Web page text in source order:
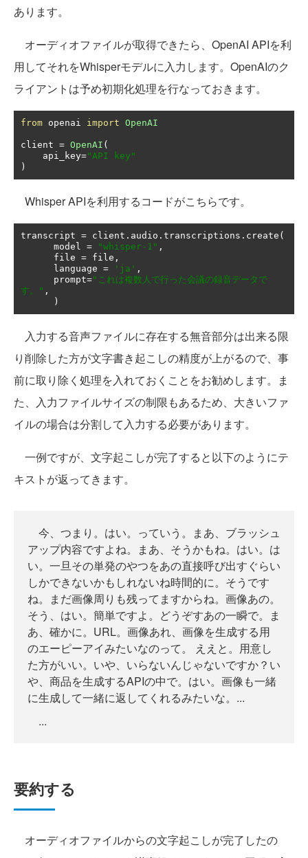
あります。
オーディオファイルが取得できたら、OpenAI APIを利
用してそれをWhisperモデルに入力します。OpenAIのク
ライアントは予め初期化処理を行なっておきます。
from openai import OpenAI
client = OpenAI (
    api_key
="API key"
)
Whisper APIを利用するコードがこちらです。
transcript = client . audio . transcriptions . create (
      model
= "whisper-1" ,
      file
= file ,
      language
= 'ja' ,
      prompt
="これは複数人で行った会議の録音データで
す。" ,
)
入力する音声ファイルに存在する無音部分は出来る限
り削除した方が文字書き起こしの精度が上がるので、事
前に取り除く処理を入れておくことをお勧めします。ま
た、入力ファイルサイズの制限もあるため、大きいファ
イルの場合は分割して入力する必要があります。
一例ですが、文字起こしが完了すると以下のようにテ
キストが返ってきます。
今、つまり。はい。っていう。まあ、ブラッシュ
アップ内容ですよね。まあ、そうかもね。はい。は
い。一旦その単発のやつをあの直接呼び出すぐらい
しかできないかもしれないね時間的に。そうです
ね。まだ画像周りも残ってますからね。画像あの。
そう、はい。簡単ですよ。どうぞすあの一瞬で。ま
あ、確かに。URL。画像あれ、画像を生成する用
のエーピーアイみたいなのって。 ええと。用意し
た方がいい。いや、いらないんじゃないですか？い
や、商品を生成するAPIの中で。はい。画像も一緒
に生成して一緒に返してくれるみたいな。...
...
要約する
オーディオファイルからの文字起こしが完了したの